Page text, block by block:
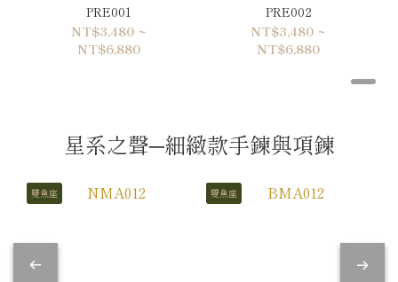
PRE001
NT$3,480 ~
NT$6,880
PRE002
NT$3,480 ~
NT$6,880
星系之聲─細緻款手鍊與項鍊
雙魚座 雙魚座